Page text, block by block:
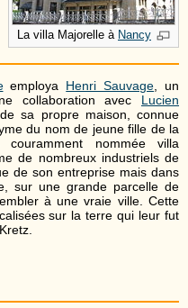
La villa Majorelle à Nancy
employa Henri Sauvage , un
collaboration avec Lucien
sa propre maison, connue
du nom de jeune fille de la
nommée villa
de nombreux industriels de
de son entreprise mais dans
sur une grande parcelle de
à une vraie ville. Cette
sur la terre qui leur fut